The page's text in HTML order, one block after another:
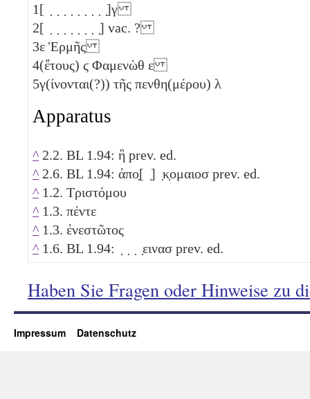
1[ ̣ ̣ ̣ ̣ ̣ ̣ ̣ ̣ ̣]γ
2[ ̣ ̣ ̣ ̣ ̣ ̣ ̣ ̣] vac. ?
3ε Ἑρμῆς
4(ἔτους) ϛ Φαμενὼθ ε
5γ(ίνονται(?)) τῆς πενθη(μέρου) λ
Apparatus
^ 2.2. BL 1.94: ἣ prev. ed.
^ 2.6. BL 1.94: ἀπο̣[ ̣] ̣κ̣ομαιοσ prev. ed.
^ 1.2. Τριστόμου
^ 1.3. πέντε
^ 1.3. ἐνεστῶτος
^ 1.6. BL 1.94: ̣ ̣ ̣ ̣εινασ prev. ed.
Haben Sie Fragen oder Hinweise zu
Impressum Datenschutz